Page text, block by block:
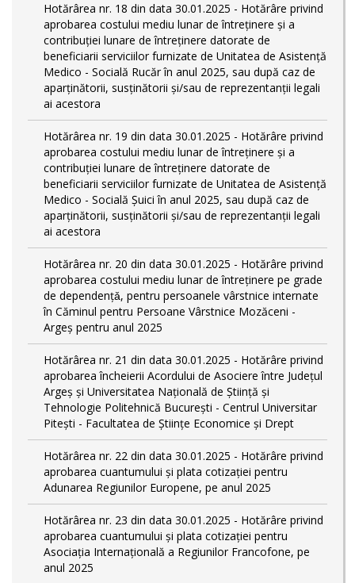
Hotărârea nr. 18 din data 30.01.2025 - Hotărâre privind
aprobarea costului mediu lunar de întreținere și a
contribuției lunare de întreținere datorate de
beneficiarii serviciilor furnizate de Unitatea de Asistență
Medico - Socială Rucăr în anul 2025, sau după caz de
aparținătorii, susținătorii și/sau de reprezentanții legali
ai acestora
Hotărârea nr. 19 din data 30.01.2025 - Hotărâre privind
aprobarea costului mediu lunar de întreținere și a
contribuției lunare de întreținere datorate de
beneficiarii serviciilor furnizate de Unitatea de Asistență
Medico - Socială Șuici în anul 2025, sau după caz de
aparținătorii, susținătorii și/sau de reprezentanții legali
ai acestora
Hotărârea nr. 20 din data 30.01.2025 - Hotărâre privind
aprobarea costului mediu lunar de întreţinere pe grade
de dependențǎ, pentru persoanele vârstnice internate
în Căminul pentru Persoane Vârstnice Mozăceni -
Argeș pentru anul 2025
Hotărârea nr. 21 din data 30.01.2025 - Hotărâre privind
aprobarea încheierii Acordului de Asociere între Județul
Argeș și Universitatea Națională de Știință și
Tehnologie Politehnică București - Centrul Universitar
Pitești - Facultatea de Științe Economice și Drept
Hotărârea nr. 22 din data 30.01.2025 - Hotărâre privind
aprobarea cuantumului și plata cotizației pentru
Adunarea Regiunilor Europene, pe anul 2025
Hotărârea nr. 23 din data 30.01.2025 - Hotărâre privind
aprobarea cuantumului și plata cotizației pentru
Asociația Internațională a Regiunilor Francofone, pe
anul 2025